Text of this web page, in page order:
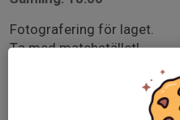
Fotografering för laget.
Ta med matchstället!
Träning innan, mellan 18-